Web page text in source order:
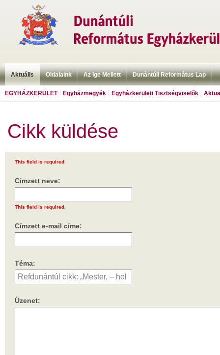
Aktuális Oldalaink Az Ige Mellett Dunántúli Református Lap
EGYHÁZKERÜLET Egyházmegyék Egyházkerületi Tisztségviselők
Cikk küldése
This field is required.
Címzett neve:
This field is required.
Címzett e-mail címe:
Téma:
Üzenet: